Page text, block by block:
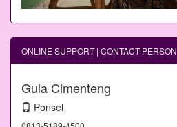
ONLINE SUPPORT | CONTACT PERSON
Gula Cimenteng
Ponsel